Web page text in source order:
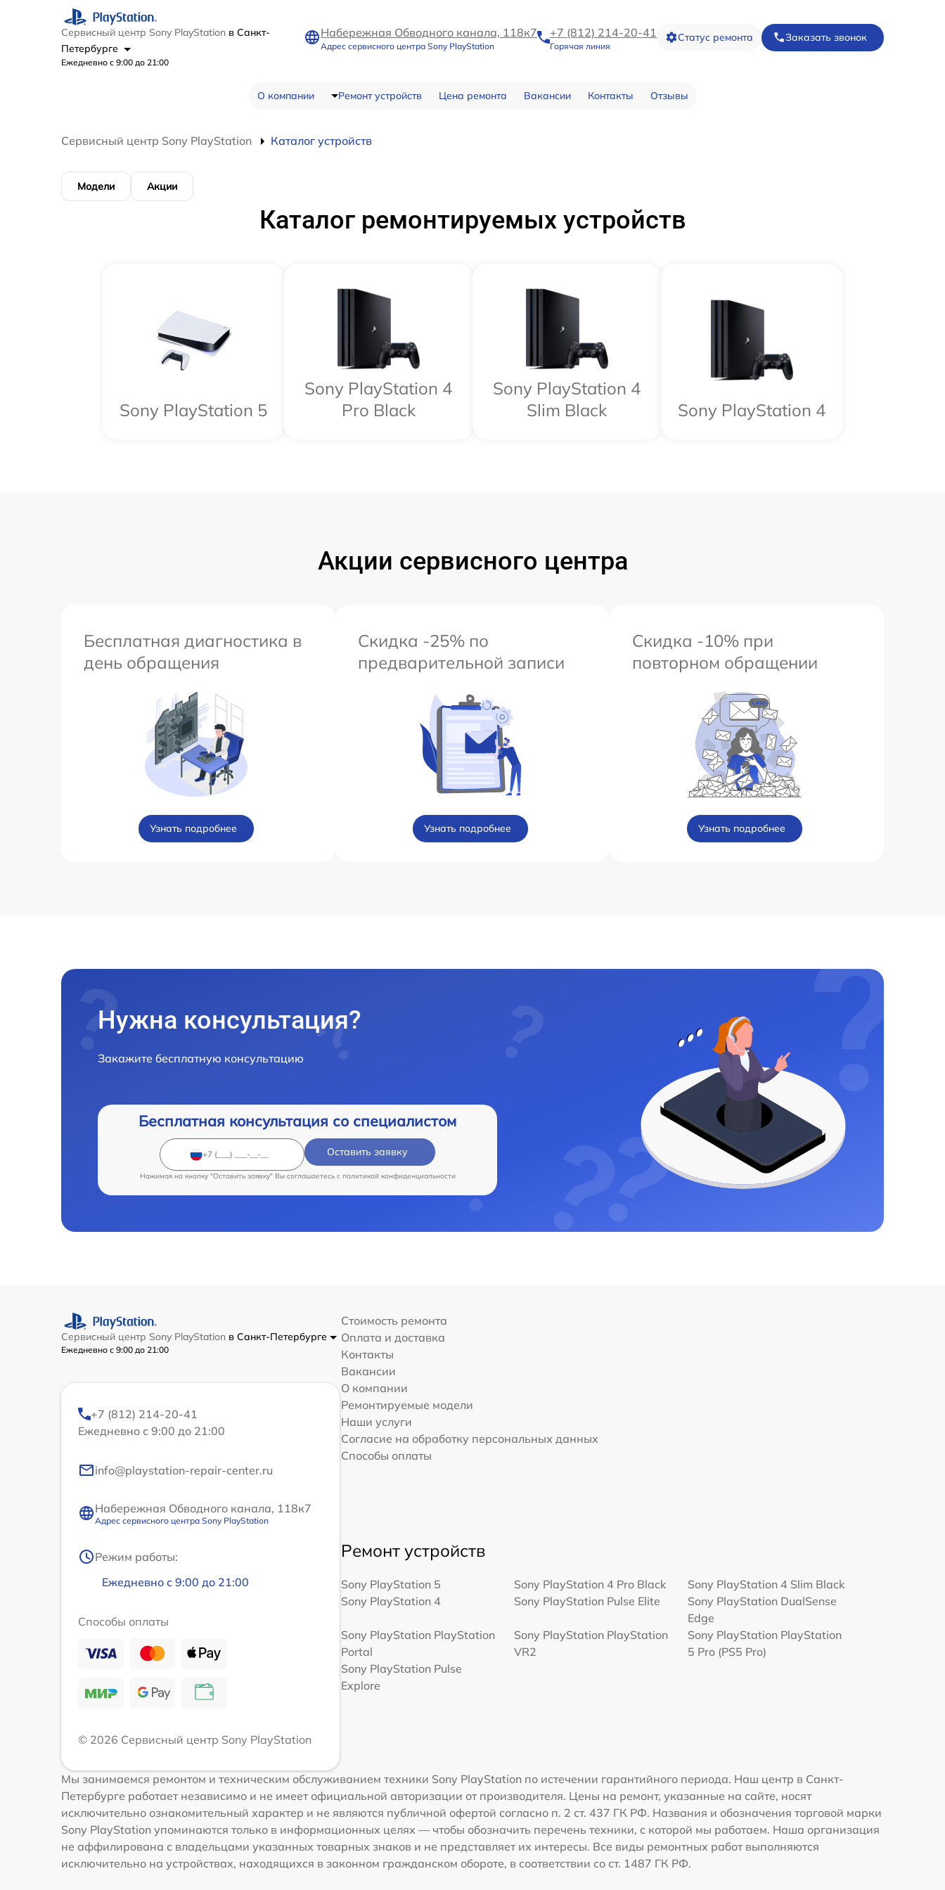
Сервисный центр Sony PlayStation в Санкт-
Петербурге
Ежедневно с 9:00 до 21:00
Набережная Обводного канала, 118к7
Адрес сервисного центра Sony PlayStation
+7 (812) 214-20-41
Горячая линия
Статус ремонта Заказать звонок
О компании Ремонт устройств Цена ремонта Вакансии Контакты Отзывы
Сервисный центр Sony PlayStation Каталог устройств
Модели Акции
Каталог ремонтируемых устройств
Sony PlayStation 5
Sony PlayStation 4
Pro Black
Sony PlayStation 4
Slim Black
Sony PlayStation 4
Акции сервисного центра
Бесплатная диагностика в
день обращения
Узнать подробнее
Скидка -25% по
предварительной записи
Узнать подробнее
Скидка -10% при
повторном обращении
Узнать подробнее
Нужна консультация?
Закажите бесплатную консультацию
Бесплатная консультация со специалистом
Оставить заявку
Нажимая на кнопку "Оставить заявку" Вы соглашаетесь c политикой конфиденциальности
Сервисный центр Sony PlayStation в Санкт-Петербурге
Ежедневно с 9:00 до 21:00
+7 (812) 214-20-41
Ежедневно с 9:00 до 21:00
info@playstation-repair-center.ru
Набережная Обводного канала, 118к7
Адрес сервисного центра Sony PlayStation
Режим работы:
Ежедневно с 9:00 до 21:00
Способы оплаты
© 2026 Сервисный центр Sony PlayStation
Стоимость ремонта
Оплата и доставка
Контакты
Вакансии
О компании
Ремонтируемые модели
Наши услуги
Согласие на обработку персональных данных
Способы оплаты
Ремонт устройств
Sony PlayStation 5 Sony PlayStation 4 Pro Black
Sony PlayStation 4 Slim Black
Sony PlayStation 4
Sony PlayStation Pulse Elite
Sony PlayStation DualSense
Edge
Sony PlayStation PlayStation
Portal
Sony PlayStation PlayStation
VR2
Sony PlayStation PlayStation
5 Pro (PS5 Pro)
Sony PlayStation Pulse
Explore
Мы занимаемся ремонтом и техническим обслуживанием техники Sony PlayStation по истечении гарантийного периода. Наш центр в Санкт-
Петербурге работает независимо и не имеет официальной авторизации от производителя. Цены на ремонт, указанные на сайте, носят
исключительно ознакомительный характер и не являются публичной офертой согласно п. 2 ст. 437 ГК РФ. Названия и обозначения торговой марки
Sony PlayStation упоминаются только в информационных целях — чтобы обозначить перечень техники, с которой мы работаем. Наша организация
не аффилирована с владельцами указанных товарных знаков и не представляет их интересы. Все виды ремонтных работ выполняются
исключительно на устройствах, находящихся в законном гражданском обороте, в соответствии со ст. 1487 ГК РФ.